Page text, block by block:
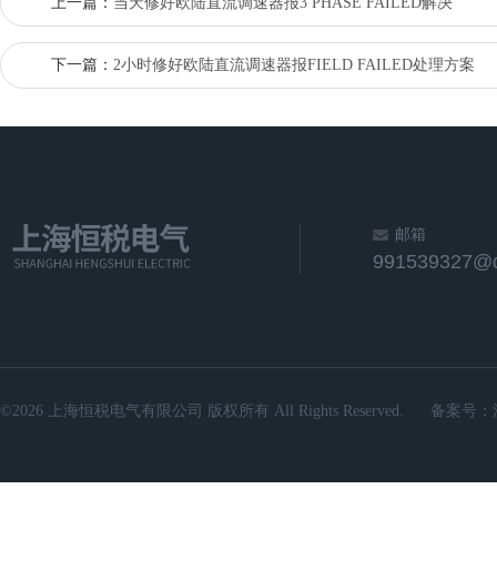
下一篇： 2小时修好欧陆直流调速器报FIELD FAILED处理方案
邮箱
©2026 上海恒税电气有限公司 版权所有 All Rights Reserved. 备案号：